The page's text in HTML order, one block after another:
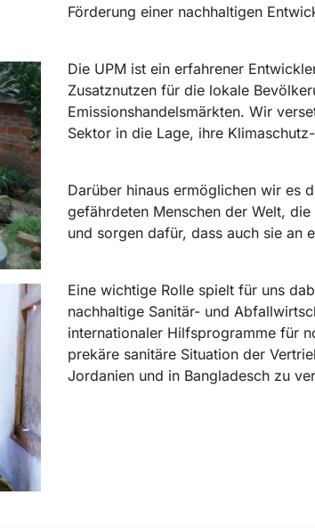
Förderung einer nachhaltigen
Die UPM ist ein erfahrener
Zusatznutzen für die lokale
Emissionshandelsmärkten. Wir
Sektor in die Lage, ihre
Darüber hinaus ermöglichen wir es
gefährdeten Menschen der Welt,
und sorgen dafür, dass auch sie an
Eine wichtige Rolle spielt für uns
nachhaltige Sanitär- und
internationaler Hilfsprogramme für
prekäre sanitäre Situation der
Jordanien und in Bangladesch zu